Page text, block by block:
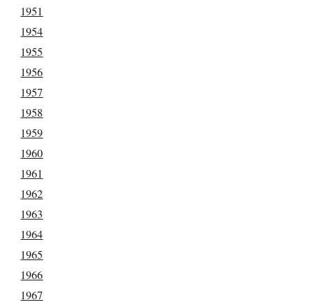
1951
1954
1955
1956
1957
1958
1959
1960
1961
1962
1963
1964
1965
1966
1967